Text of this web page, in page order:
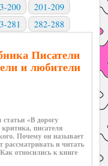
200
201-209
281 282-288
Писатели
и любители
«В дорогу
критика, писателя
Почему он называет
рассматривать и читать
относились к книге